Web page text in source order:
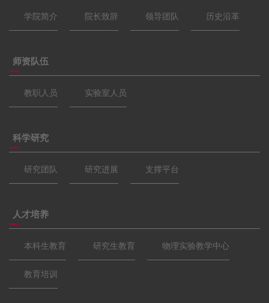
学院简介 院长致辞 领导团队 历史沿革
师资队伍
教职人员 实验室人员
科学研究
研究团队 研究进展 支撑平台
人才培养
本科生教育 研究生教育 物理实验教学中心
教育培训